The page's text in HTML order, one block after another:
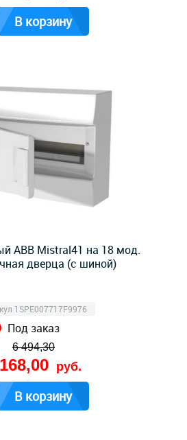
В корзину
ABB Mistral41 на 18 мод.
дверца (с шиной)
1SPE007717F9976
Под заказ
6 494,30
руб.
В корзину